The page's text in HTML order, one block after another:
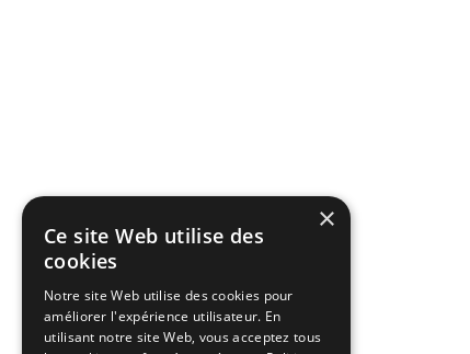
×
Ce site Web utilise des
cookies
Notre site Web utilise des cookies pour
améliorer l'expérience utilisateur. En
utilisant notre site Web, vous acceptez tous